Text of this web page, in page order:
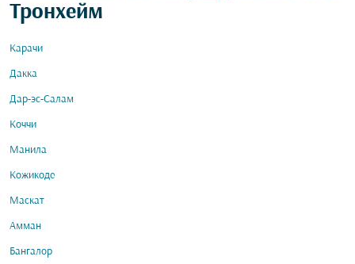
Тронхейм
Карачи
Дакка
Дар-эс-Салам
Коччи
Манила
Кожикоде
Маскат
Амман
Бангалор